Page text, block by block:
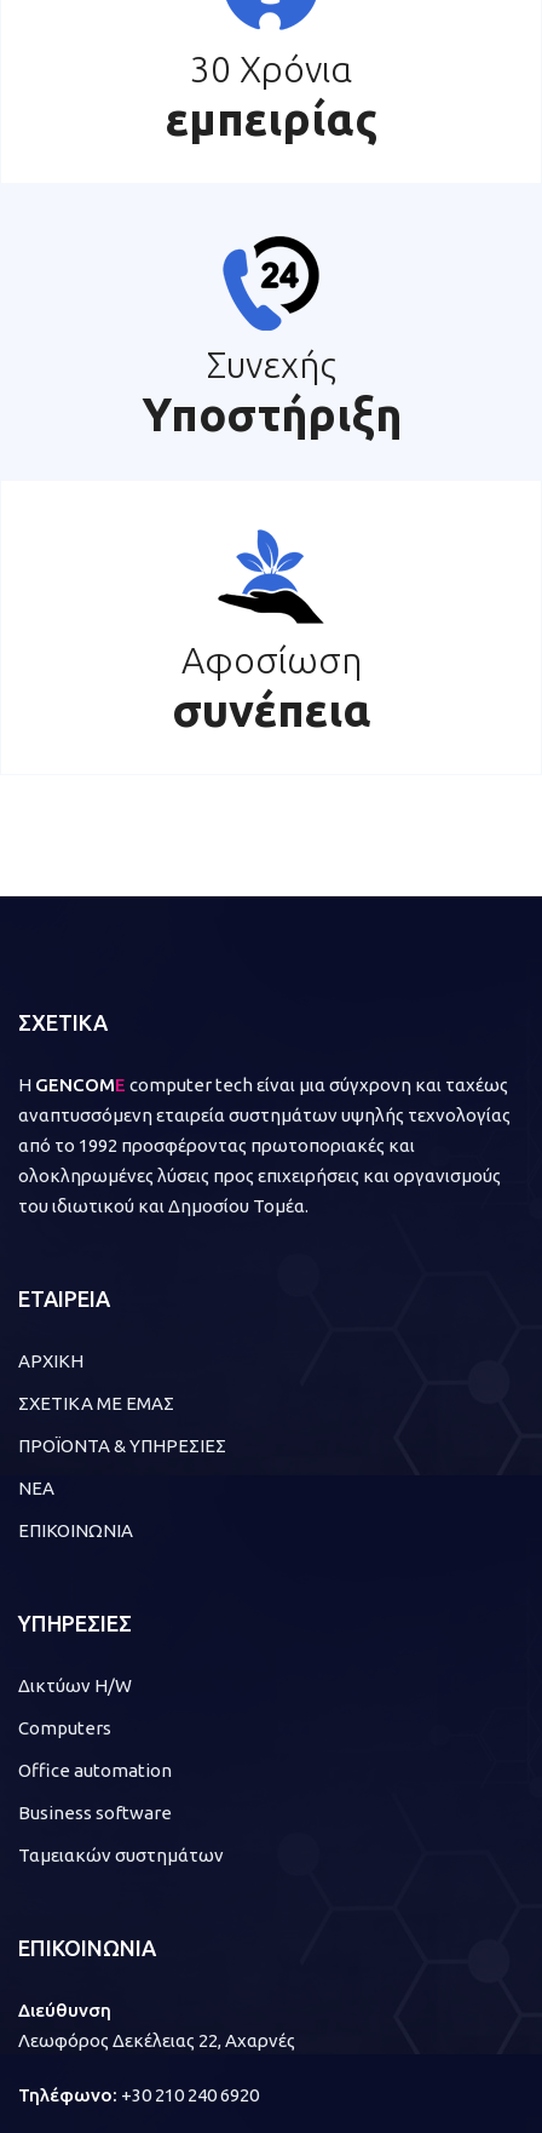
30 Χρόνια
εμπειρίας
Συνεχής
Υποστήριξη
Αφοσίωση
συνέπεια
ΣΧΕΤΙΚΑ
Η GENCOME computer tech είναι μια σύγχρονη και ταχέως
αναπτυσσόμενη εταιρεία συστημάτων υψηλής τεχνολογίας
από το 1992 προσφέροντας πρωτοποριακές και
ολοκληρωμένες λύσεις προς επιχειρήσεις και οργανισμούς
του ιδιωτικού και Δημοσίου Τομέα.
ΕΤΑΙΡΕΙΑ
ΑΡΧΙΚΗ
ΣΧΕΤΙΚΑ ΜΕ ΕΜΑΣ
ΠΡΟΪΟΝΤΑ & ΥΠΗΡΕΣΙΕΣ
ΝΕΑ
ΕΠΙΚΟΙΝΩΝΙΑ
ΥΠΗΡΕΣΙΕΣ
Δικτύων H/W
Computers
Office automation
Business software
Ταμειακών συστημάτων
ΕΠΙΚΟΙΝΩΝΙΑ
Διεύθυνση
Λεωφόρος Δεκέλειας 22, Αχαρνές
Τηλέφωνο: +30 210 240 6920